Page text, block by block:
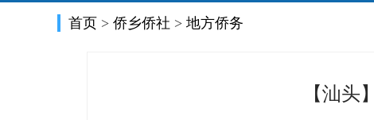
首页 > 侨乡侨社 > 地方侨务
【汕